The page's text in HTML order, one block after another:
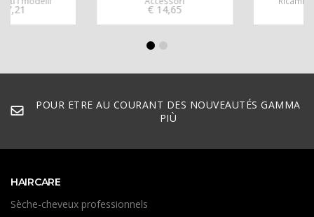
POUR ETRE AU COURANT DES NOUVEAUTÉS GAMMA
PIÙ
HAIRCARE
Sèche-cheveux professionnels